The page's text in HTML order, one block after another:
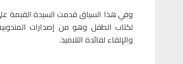
وفي هذا السياق قدمت السيدة القيمة على
لكتاب الطفل وهو من إصدارات
والإلقاء لفائدة التلاميذ.